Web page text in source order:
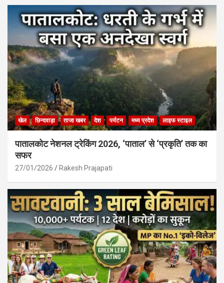
खेल छिन्दवाड़ा ताजा खबर देश पर्यटन मध्य प्रदेश लाइफ स्टाइल
पातालकोट नेशनल ट्रेकिंग 2026, ‘पाताल’ से ‘प्रकृति’ तक का
सफर
27/01/2026 Rakesh Prajapati